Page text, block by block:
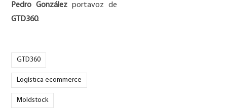
Pedro González portavoz de
GTD360.
GTD360
Logística ecommerce
Moldstock